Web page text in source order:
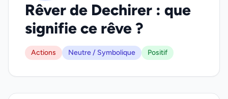
Rêver de Dechirer : que
signifie ce rêve ?
Actions Neutre / Symbolique Positif